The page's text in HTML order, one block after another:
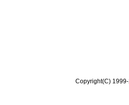
Copyright(C)